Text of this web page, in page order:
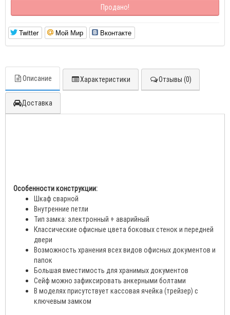
Продано!
Twitter Мой Мир Вконтакте
Описание Характеристики Отзывы (0)
Доставка
Особенности конструкции:
Шкаф сварной
Внутренние петли
Тип замка: электронный + аварийный
Классические офисные цвета боковых стенок и передней
двери
Возможность хранения всех видов офисных документов и
папок
Большая вместимость для хранимых документов
Сейф можно зафиксировать анкерными болтами
В моделях присутствует кассовая ячейка (трейзер) с
ключевым замком